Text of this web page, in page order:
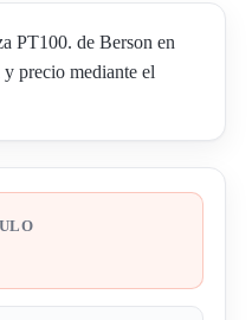
PT100. de Berson en
precio mediante el